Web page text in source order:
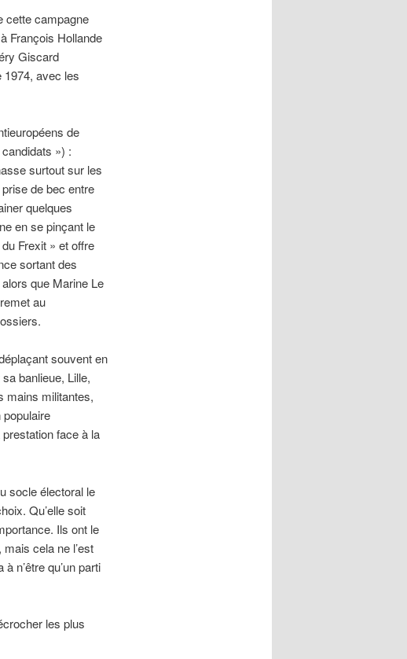
cette campagne
François Hollande
Giscard
1974, avec les
de
») :
surtout sur les
de bec entre
quelques
en se pinçant le
Frexit » et offre
sortant des
que Marine Le
au
souvent en
banlieue, Lille,
mains militantes,
populaire
face à la
socle électoral le
Qu’elle soit
Ils ont le
cela ne l’est
n’être qu’un parti
les plus